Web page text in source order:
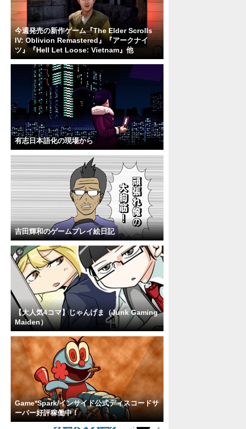
今週発売の新作ゲーム『The Elder Scrolls
IV: Oblivion Remastered』『アークナイ
ツ』『Hell Let Loose: Vietnam』他
有志日本語化の現場から
吉田輝和のゲームプレイ絵日記
【大人気4コマ】じゃんげま（Junk Gaming
Maiden）
Game*Spark/インサイド公式ディスコードサ
ーバー好評稼働中！